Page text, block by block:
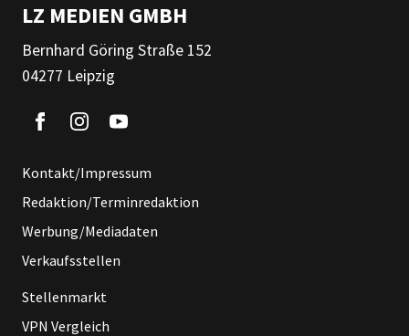
LZ MEDIEN GMBH
Bernhard Göring Straße 152
04277 Leipzig
Kontakt/Impressum
Redaktion/Terminredaktion
Werbung/Mediadaten
Verkaufsstellen
Stellenmarkt
VPN Vergleich